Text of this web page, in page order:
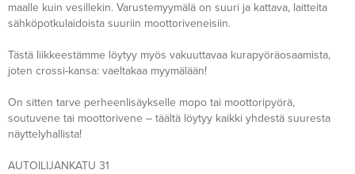
maalle kuin vesillekin. Varustemyymälä on suuri ja kattava, laitteita
sähköpotkulaidoista suuriin moottoriveneisiin.
Tästä liikkeestämme löytyy myös vakuuttavaa kurapyöräosaamista,
joten crossi-kansa: vaeltakaa myymälään!
On sitten tarve perheenlisäykselle mopo tai moottoripyörä,
soutuvene tai moottorivene – täältä löytyy kaikki yhdestä suuresta
näyttelyhallista!
AUTOILIJANKATU 31